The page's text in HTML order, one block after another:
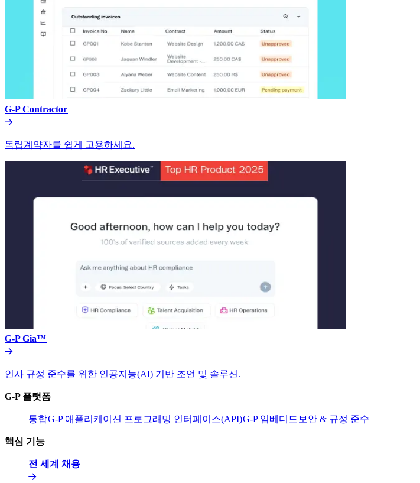
G-P Contractor​​
독립계약자를 쉽게 고용하세요.​​
G-P Gia™​​
인사 규정 준수를 위한 인공지능(AI) 기반 조언 및 솔루션.​​
G-P 플랫폼​​
통합​​G-P 애플리케이션 프로그래밍 인터페이스(API)​​G-P 임베디드​​ 보안 & 규정 준수​​
핵심 기능​​
전 세계 채용​​